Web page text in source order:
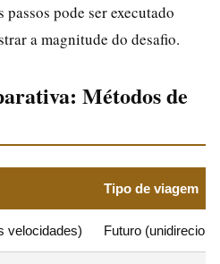
pode ser executado
a magnitude do desafio.
Métodos de
Tipo de viagem
velocidades) Futuro